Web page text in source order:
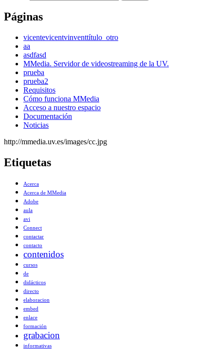
Páginas
vicentevicentvinventtítulo_otro
aa
asdfasd
MMedia. Servidor de videostreaming de la UV.
prueba
prueba2
Requisitos
Cómo funciona MMedia
Acceso a nuestro espacio
Documentación
Noticias
http://mmedia.uv.es/images/cc.jpg
Etiquetas
Acerca
Acerca de MMedia
Adobe
aula
avi
Connect
contactar
contacto
contenidos
cursos
de
didácticos
directo
elaboracion
embed
enlace
formación
grabacion
informativas